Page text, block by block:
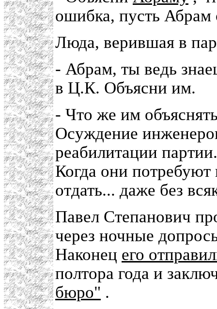
ошибка, пусть Абрам
Люда, верившая в
- Абрам, ты ведь
в Ц.К. Объясни им.
- Что же им
Осуждение
реабилитации
Когда они
отдать... даже без
Павел Степанович
через ночные
Наконец его
полтора года и
бюро" .